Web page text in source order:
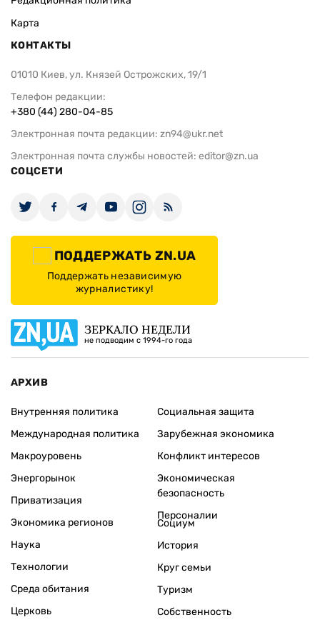
Карта
КОНТАКТЫ
01010 Киев, ул. Князей Острожских, 19/1
Телефон редакции:
+380 (44) 280-04-85
Электронная почта редакции: zn94@ukr.net
Электронная почта службы новостей: editor@zn.ua
СОЦСЕТИ
ПОДДЕРЖАТЬ ZN.UA
Поддержать независимую
журналистику!
ЗЕРКАЛО НЕДЕЛИ
не подводим с 1994-го года
АРХИВ
Внутренняя политика
Международная политика
Макроуровень
Энергорынок
Приватизация
Экономика регионов
Социальная защита
Зарубежная экономика
Конфликт интересов
Экономическая
безопасность
Персоналии
Наука
Технологии
Среда обитания
Церковь
Социум
История
Круг семьи
Туризм
Собственность